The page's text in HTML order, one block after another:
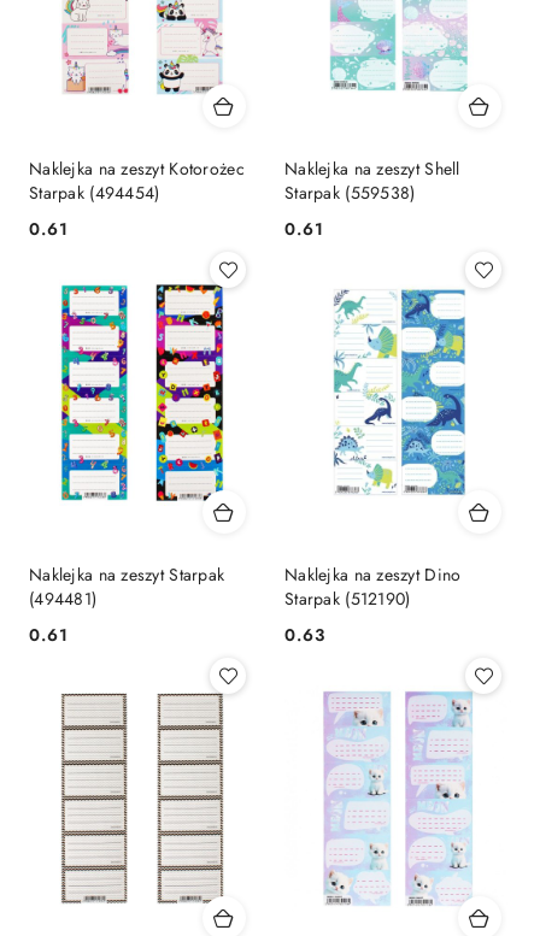
Naklejka na zeszyt Kotorożec
Starpak (494454)
Cena:
0.61
Naklejka na zeszyt Shell
Starpak (559538)
Cena:
0.61
Naklejka na zeszyt Starpak
(494481)
Cena:
0.61
Naklejka na zeszyt Dino
Starpak (512190)
Cena:
0.63